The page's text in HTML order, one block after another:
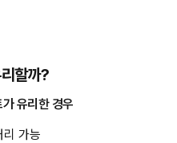
할까?
유리한 경우
가능